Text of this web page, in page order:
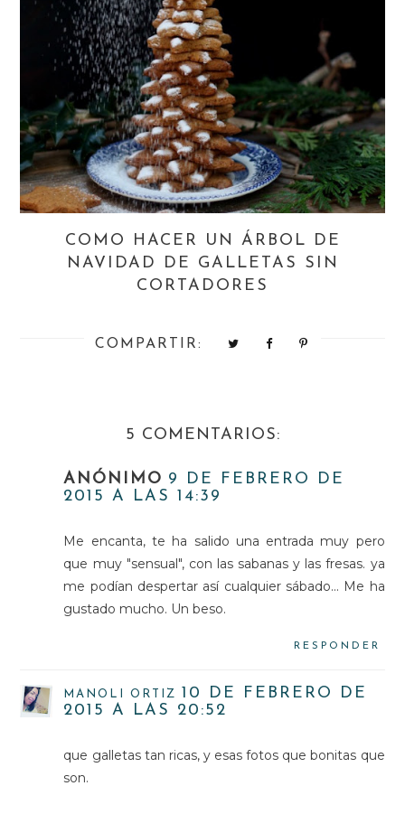
COMO HACER UN ÁRBOL DE
NAVIDAD DE GALLETAS SIN
CORTADORES
COMPARTIR:
5 COMENTARIOS:
ANÓNIMO 9 DE FEBRERO DE
2015 A LAS 14:39
Me encanta, te ha salido una entrada muy pero
que muy "sensual", con las sabanas y las fresas. ya
me podían despertar así cualquier sábado... Me ha
gustado mucho. Un beso.
RESPONDER
MANOLI ORTIZ
10 DE FEBRERO DE
2015 A LAS 20:52
que galletas tan ricas, y esas fotos que bonitas que
son.